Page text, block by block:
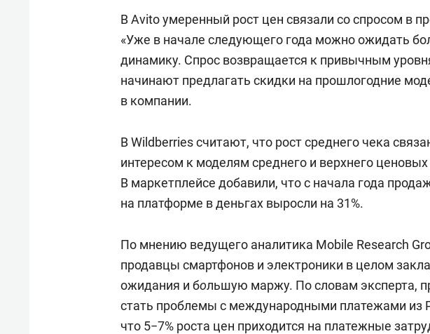
В Avito умеренный рост цен связали со спросом в
«Уже в начале следующего года можно ожидать
динамику. Спрос возвращается к привычным
начинают предлагать скидки на прошлогодние
в компании.
В Wildberries считают, что рост среднего чека
интересом к моделям среднего и верхнего
В маркетплейсе добавили, что с начала года
на платформе в деньгах выросли на 31%.
По мнению ведущего аналитика Mobile Research
продавцы смартфонов и электроники в целом
ожидания и большую маржу. По словам эксперта,
стать проблемы с международными платежами из
что 5−7% роста цен приходится на платежные